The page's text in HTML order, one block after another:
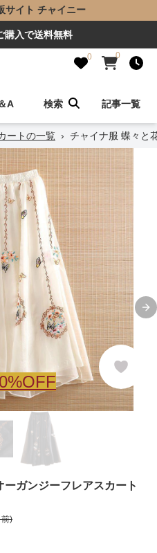
サイト チャイニー
購入で送料無料
0 0
A 検索 記事一覧
ートの一覧 › チャイナ服 蝶々と
ガンジーフレアスカート
)